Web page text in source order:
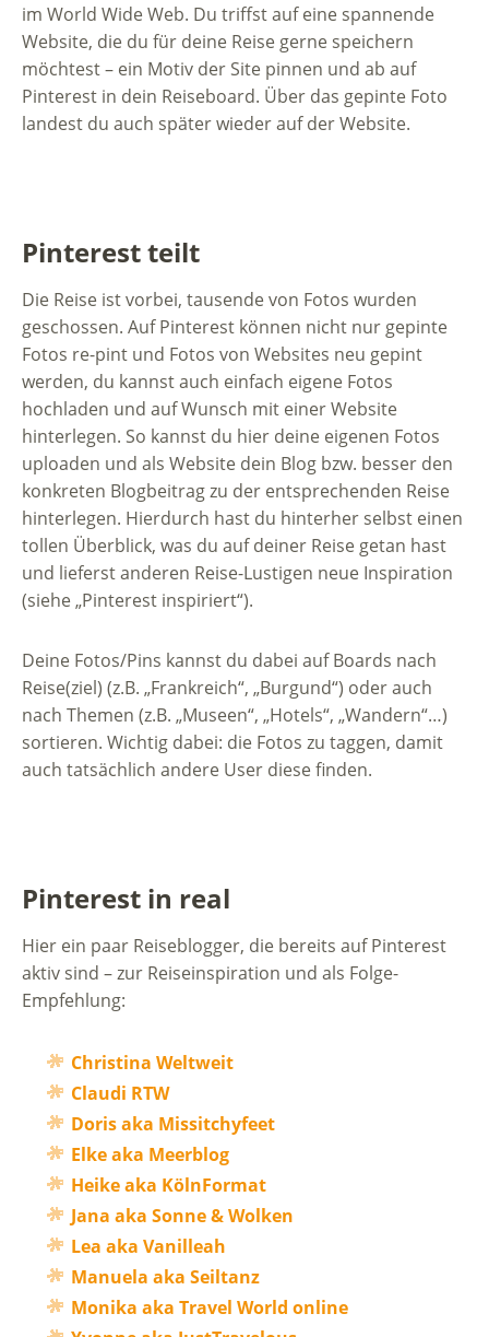
im World Wide Web. Du triffst auf eine spannende
Website, die du für deine Reise gerne speichern
möchtest – ein Motiv der Site pinnen und ab auf
Pinterest in dein Reiseboard. Über das gepinte Foto
landest du auch später wieder auf der Website.
Pinterest teilt
Die Reise ist vorbei, tausende von Fotos wurden
geschossen. Auf Pinterest können nicht nur gepinte
Fotos re-pint und Fotos von Websites neu gepint
werden, du kannst auch einfach eigene Fotos
hochladen und auf Wunsch mit einer Website
hinterlegen. So kannst du hier deine eigenen Fotos
uploaden und als Website dein Blog bzw. besser den
konkreten Blogbeitrag zu der entsprechenden Reise
hinterlegen. Hierdurch hast du hinterher selbst einen
tollen Überblick, was du auf deiner Reise getan hast
und lieferst anderen Reise-Lustigen neue Inspiration
(siehe „Pinterest inspiriert“).
Deine Fotos/Pins kannst du dabei auf Boards nach
Reise(ziel) (z.B. „Frankreich“, „Burgund“) oder auch
nach Themen (z.B. „Museen“, „Hotels“, „Wandern“…)
sortieren. Wichtig dabei: die Fotos zu taggen, damit
auch tatsächlich andere User diese finden.
Pinterest in real
Hier ein paar Reiseblogger, die bereits auf Pinterest
aktiv sind – zur Reiseinspiration und als Folge-
Empfehlung:
Christina Weltweit
Claudi RTW
Doris aka Missitchyfeet
Elke aka Meerblog
Heike aka KölnFormat
Jana aka Sonne & Wolken
Lea aka Vanilleah
Manuela aka Seiltanz
Monika aka Travel World online